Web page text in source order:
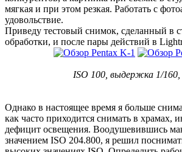
мягкая и при этом резкая. Работать с
удовольствие.
Приведу тестовый снимок, сделанный в
обработки, и после пары действий в
ISO 100, выдержка 1/160,
Однако в настоящее время я больше
как часто приходится снимать в храмах,
дефицит освещения. Воодушевившись
значением ISO 204.800, я решил